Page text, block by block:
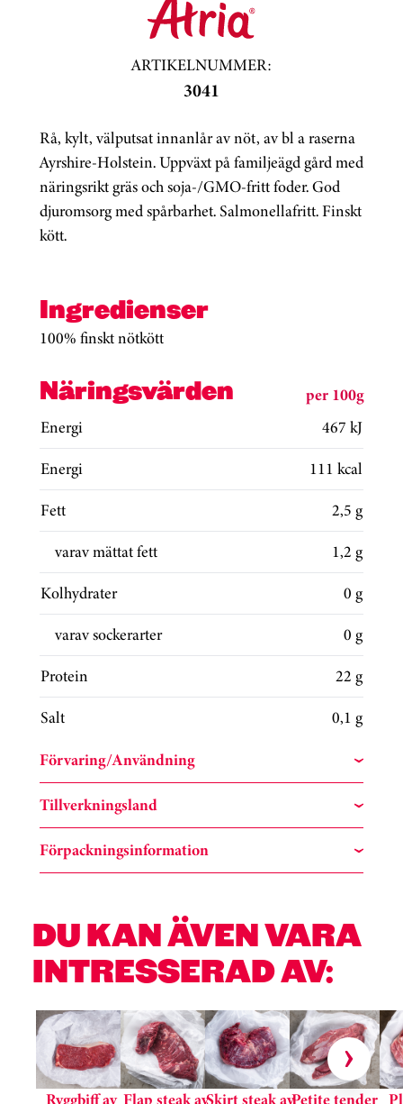
ARTIKELNUMMER:
3041
Rå, kylt, välputsat innanlår av nöt, av bl a raserna
Ayrshire-Holstein. Uppväxt på familjeägd gård med
näringsrikt gräs och soja-/GMO-fritt foder. God
djuromsorg med spårbarhet. Salmonellafritt. Finskt
kött.
Ingredienser
100% finskt nötkött
Näringsvärden
per 100g
Energi
467 kJ
Energi
111 kcal
Fett
2,5 g
varav mättat fett
1,2 g
Kolhydrater
0 g
varav sockerarter
0 g
Protein
22 g
Salt
0,1 g
Förvaring/Användning
Tillverkningsland
Förpackningsinformation
DU KAN ÄVEN VARA
INTRESSERAD AV:
Hoppa över kortkarusell